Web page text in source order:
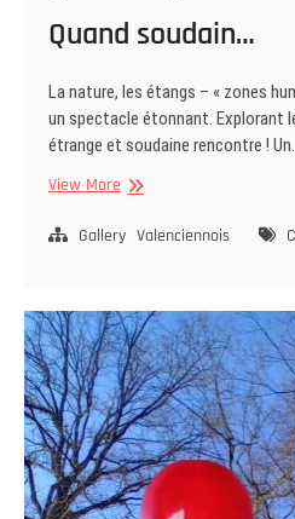
Quand soudain…
La nature, les étangs – « zones
un spectacle étonnant. Explorant
étrange et soudaine rencontre !
View More Quand
Gallery Valenciennois